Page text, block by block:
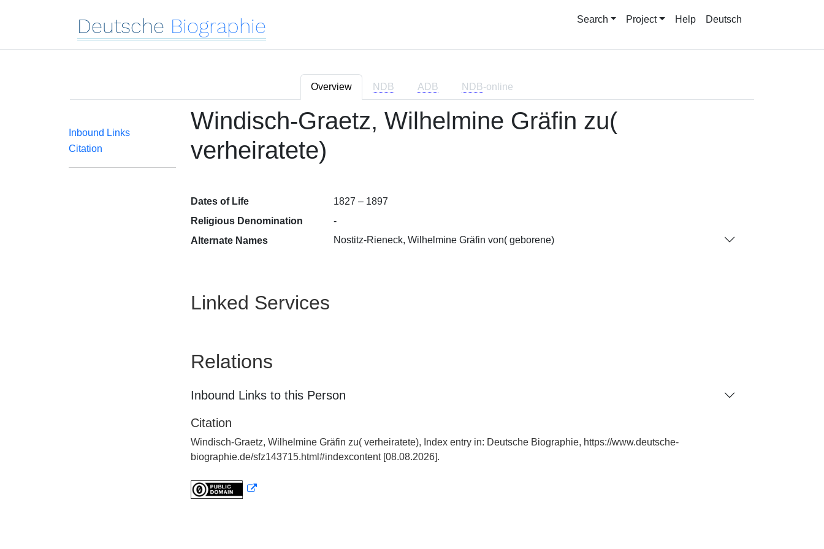
Deutsche Biographie Search Project Help Deutsch
Overview NDB ADB NDB-online
Inbound Links
Citation
Windisch-Graetz, Wilhelmine Gräfin zu(
verheiratete)
Dates of Life
1827 – 1897
Religious Denomination
-
Alternate Names
Nostitz-Rieneck, Wilhelmine Gräfin von( geborene)
Linked Services
Relations
Inbound Links to this Person
Citation
Windisch-Graetz, Wilhelmine Gräfin zu( verheiratete), Index entry in: Deutsche Biographie, https://www.deutsche-
biographie.de/sfz143715.html#indexcontent [08.08.2026].